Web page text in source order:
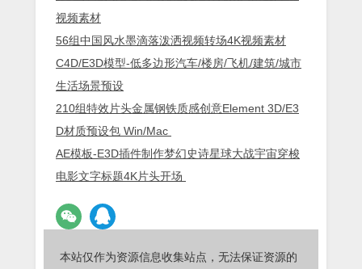
视频素材
56组中国风水墨滴落泼洒视频转场4K视频素材
C4D/E3D模型-低多边形汽车/楼房/飞机/建筑/城市
生活场景预设
210组特效片头金属钢铁质感创意Element 3D/E3
D材质预设包 Win/Mac
AE模板-E3D插件制作梦幻史诗星球大战宇宙穿梭
电影文字标题4K片头开场
本站仅作为资源信息收集站点，无法保证资源的